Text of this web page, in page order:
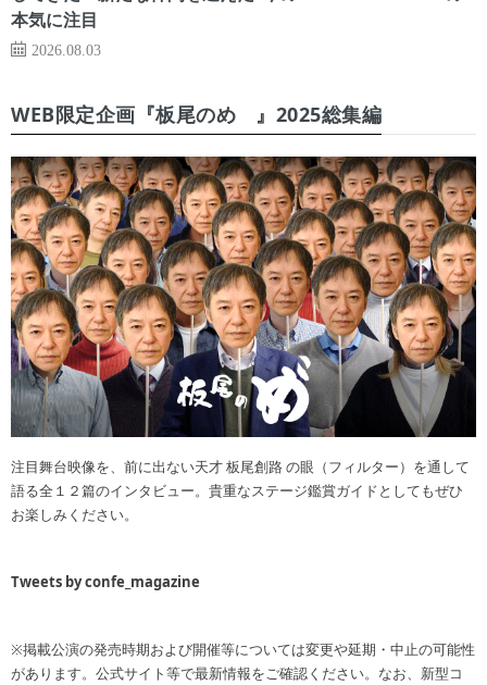
本気に注目
2026.08.03
WEB限定企画『板尾のめ゙』2025総集編
注目舞台映像を、前に出ない天才 板尾創路 の眼（フィルター）を通して
語る全１２篇のインタビュー。貴重なステージ鑑賞ガイドとしてもぜひ
お楽しみください。
Tweets by confe_magazine
※掲載公演の発売時期および開催等については変更や延期・中止の可能性
があります。公式サイト等で最新情報をご確認ください。なお、新型コ